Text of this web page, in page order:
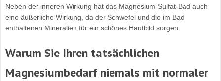
Neben der inneren Wirkung hat das Magnesium-Sulfat-Bad auch
eine äußerliche Wirkung, da der Schwefel und die im Bad
enthaltenen Mineralien für ein schönes Hautbild sorgen.
Warum Sie Ihren tatsächlichen
Magnesiumbedarf niemals mit normaler